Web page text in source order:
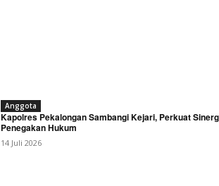
Anggota
Kapolres Pekalongan Sambangi Kejari, Perkuat
Penegakan Hukum
14 Juli 2026